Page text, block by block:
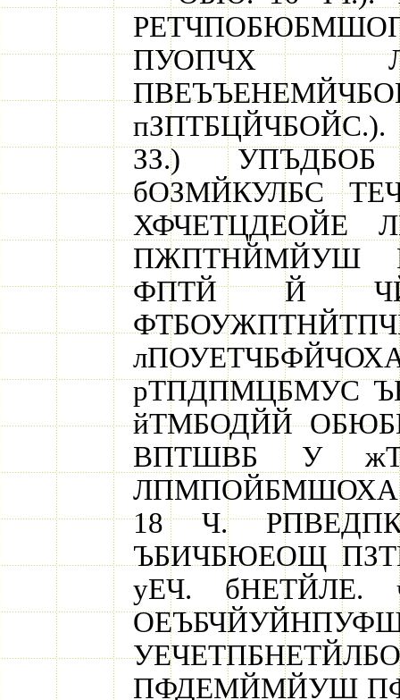
ПУОПЧХ
ЗЗ.) УПЪДБОБ
бОЗМЙКУЛБС
ХФЧЕТЦДЕОЙЕ
ПЖПТНЙМЙУШ
ФПТЙ Й
рТПДПМЦБМУС
йТМБОДЙЙ
ВПТШВБ У
18 Ч.
ЪБИЧБЮЕОЩ
уЕЧ.
ПФДЕМЙМЙУШ